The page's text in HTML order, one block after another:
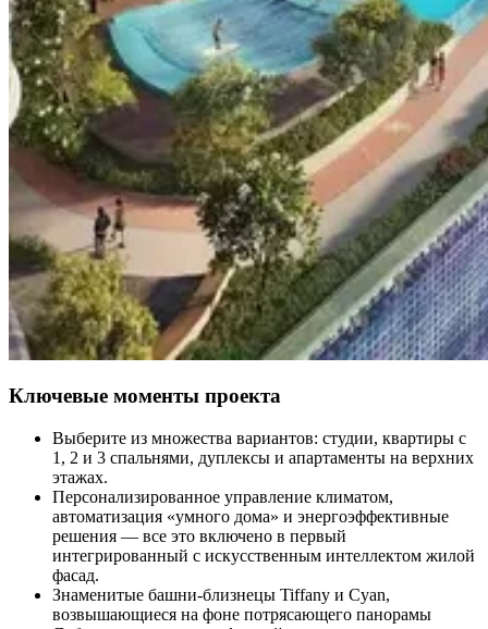
Ключевые моменты проекта
Выберите из множества вариантов: студии, квартиры с
1, 2 и 3 спальнями, дуплексы и апартаменты на верхних
этажах.
Персонализированное управление климатом,
автоматизация «умного дома» и энергоэффективные
решения — все это включено в первый
интегрированный с искусственным интеллектом жилой
фасад.
Знаменитые башни-близнецы Tiffany и Cyan,
возвышающиеся на фоне потрясающего панорамы